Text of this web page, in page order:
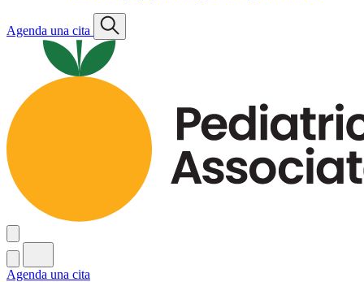
Agenda una cita
Agenda una cita